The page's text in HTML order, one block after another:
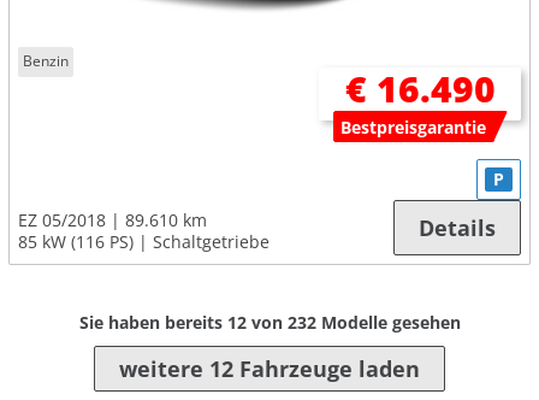
Benzin
€ 16.490
Bestpreisgarantie
EZ 05/2018
89.610 km
85 kW (116 PS)
Schaltgetriebe
P
Details
Sie haben bereits 12von 232Modelle gesehen
weitere 12 Fahrzeuge laden